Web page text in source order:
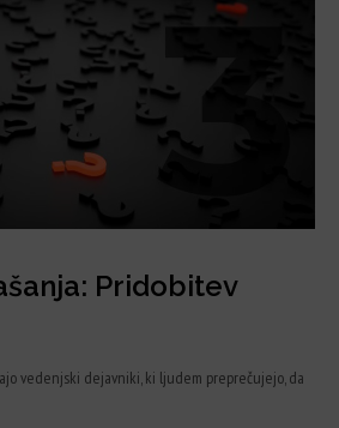
Pridobitev
vedenjski dejavniki, ki ljudem preprečujejo, da